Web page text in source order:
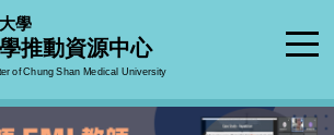
學
推動資源中心
of Chung Shan Medical University